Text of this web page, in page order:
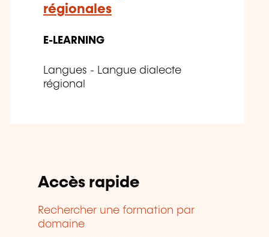
régionales
E-LEARNING
Langues - Langue dialecte
régional
Accès rapide
Rechercher une formation par
domaine